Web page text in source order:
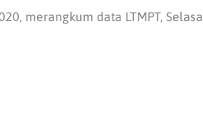
merangkum data LTMPT, Selasa